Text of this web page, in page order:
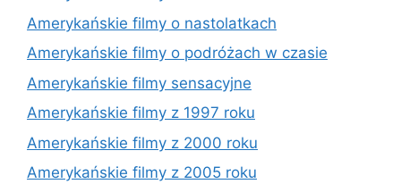
Amerykańskie filmy o nastolatkach
Amerykańskie filmy o podróżach w czasie
Amerykańskie filmy sensacyjne
Amerykańskie filmy z 1997 roku
Amerykańskie filmy z 2000 roku
Amerykańskie filmy z 2005 roku